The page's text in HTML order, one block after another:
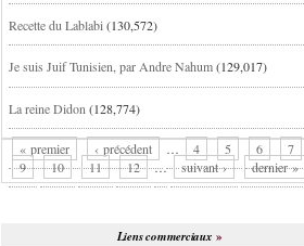
Recette du Lablabi (130,572)
Je suis Juif Tunisien, par Andre Nahum(129,017)
La reine Didon (128,774)
« premier ‹ précédent … 4 5 6 7
9 10 11 12 … suivant › dernier »
Liens commerciaux